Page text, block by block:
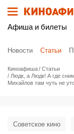
Афиша и билеты
Новости Статьи
Киноафиша
Статьи
Людк, а Людк! А где
Михайлов там чуть не
Советское кино